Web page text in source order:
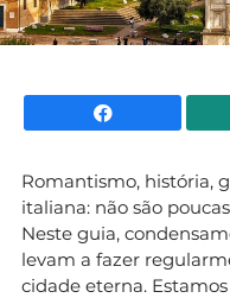
Romantismo, história,
italiana: não são
Neste guia,
levam a fazer
cidade eterna.